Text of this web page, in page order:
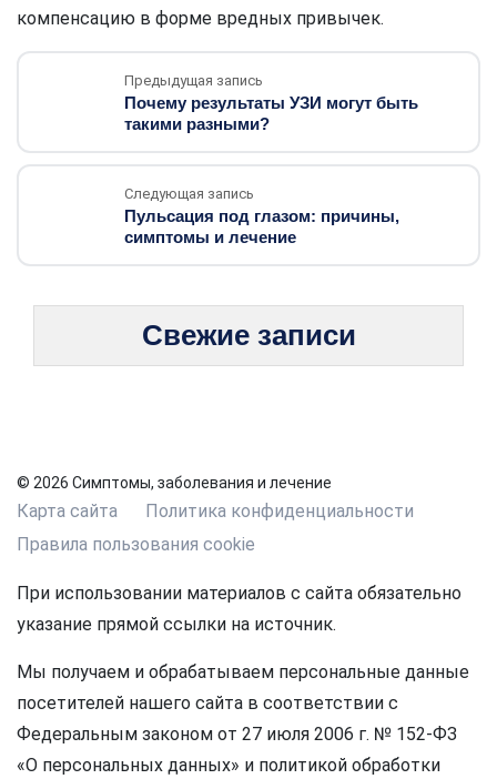
компенсацию в форме вредных привычек.
Предыдущая запись
Почему результаты УЗИ могут быть
такими разными?
Следующая запись
Пульсация под глазом: причины,
симптомы и лечение
Свежие записи
© 2026 Симптомы, заболевания и лечение
Карта сайта
Политика конфиденциальности
Правила пользования cookie
При использовании материалов с сайта обязательно
указание прямой ссылки на источник.
Мы получаем и обрабатываем персональные данные
посетителей нашего сайта в соответствии с
Федеральным законом от 27 июля 2006 г. № 152-ФЗ
«О персональных данных» и политикой обработки